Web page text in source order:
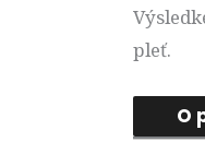
pleť.
O